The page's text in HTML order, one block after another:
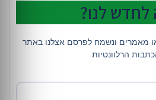
לחדש לנו?
מאמרים ונשמח לפרסם אצלנו באתר
הרלוונטיות